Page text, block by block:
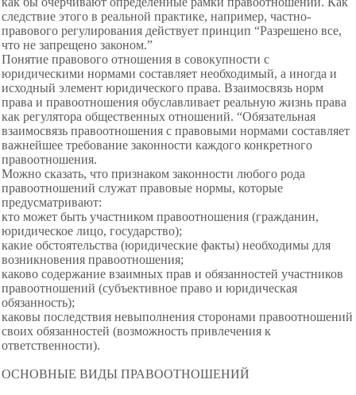
следствие этого в реальной практике, например, частно-
правового регулирования действует принцип “Разрешено все,
что не запрещено законом.”
Понятие правового отношения в совокупности с
юридическими нормами составляет необходимый, а иногда и
исходный элемент юридического права. Взаимосвязь норм
права и правоотношения обуславливает реальную жизнь права
как регулятора общественных отношений. “Обязательная
взаимосвязь правоотношения с правовыми нормами составляет
важнейшее требование законности каждого конкретного
правоотношения.
Можно сказать, что признаком законности любого рода
правоотношений служат правовые нормы, которые
предусматривают:
кто может быть участником правоотношения (гражданин,
юридическое лицо, государство);
какие обстоятельства (юридические факты) необходимы для
возникновения правоотношения;
каково содержание взаимных прав и обязанностей участников
правоотношений (субъективное право и юридическая
обязанность);
каковы последствия невыполнения сторонами правоотношений
своих обязанностей (возможность привлечения к
ответственности).
ОСНОВНЫЕ ВИДЫ ПРАВООТНОШЕНИЙ